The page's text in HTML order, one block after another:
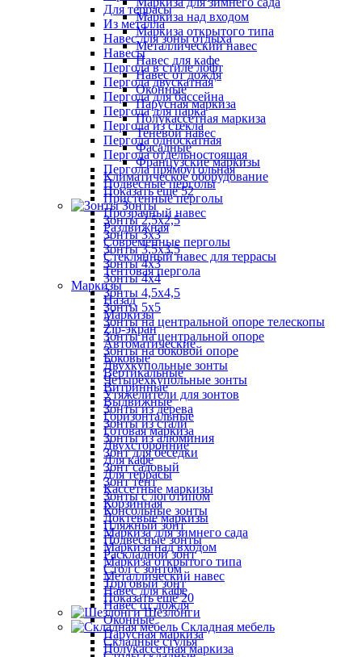
Маркиза над входом
Маркиза открытого типа
Металлический навес
Навес для кафе
Навес от дождя
Оконные
Парусная маркиза
Полукассетная маркиза
Теневой навес
Фасадные
Французские маркизы
Климатическое оборудование
Показать ещё 52
Зонты
Зонты 2,5х2,5
Зонты 3х3
Зонты 3,5х3,5
Зонты 4х3
Зонты 4х4
Зонты 4,5х4,5
Зонты 5х5
Зонты на центральной опоре телескопы
Зонты на центральной опоре
Зонты на боковой опоре
Двухкупольные зонты
Четырехкупольные зонты
Утяжелители для зонтов
Зонты из дерева
Зонты из стали
Зонты из алюминия
Зонт для беседки
Зонт садовый
Зонт тент
Зонты с логотипом
Консольные зонты
Пляжный зонт
Подвесные зонты
Раскладной зонт
Стол с зонтом
Торговый зонт
Показать ещё 20
Шезлонги
Складная мебель
Складные стулья
Для террасы
Из металла
Навес для зоны отдыха
Навесы
Пергола в стиле лофт
Пергола двускатная
Пергола для бассейна
Пергола для парка
Пергола из стекла
Пергола односкатная
Пергола отдельностоящая
Пергола прямоугольная
Подвесные перголы
Пристенные перголы
Прозрачный навес
Раздвижная
Современные перголы
Стеклянный навес для террасы
Тентовая пергола
Маркизы
Назад
Маркизы
Zip-экран
Автоматические
Боковые
Вертикальные
Витринные
Выдвижные
Горизонтальные
Готовая маркиза
Двухсторонние
Для кафе
Для террасы
Кассетные маркизы
Корзинная
Локтевые маркизы
Маркиза для зимнего сада
Маркиза над входом
Маркиза открытого типа
Металлический навес
Навес для кафе
Навес от дождя
Оконные
Парусная маркиза
Полукассетная маркиза